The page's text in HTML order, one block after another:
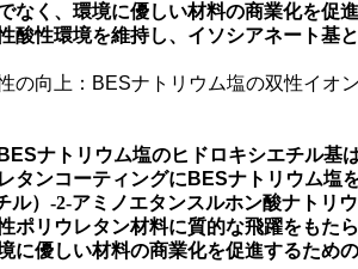
なく、環境に優しい材料の商業化を促
酸性環境を維持し、イソシアネート基
の向上：BESナトリウム塩の双性イオ
ナトリウム塩のヒドロキシエチル基
タンコーティングにBESナトリウム塩
ル）-2-アミノエタンスルホン酸ナト
ポリウレタン材料に質的な飛躍をもた
に優しい材料の商業化を促進するため